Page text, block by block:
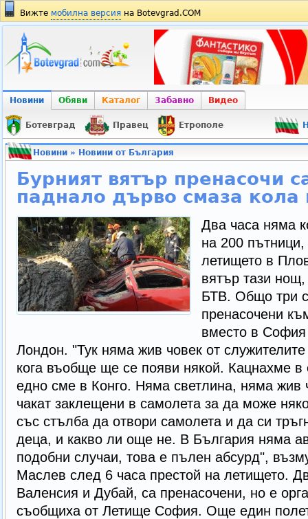
Вижте мобилна версия на Botevgrad.COM
Новини Обяви Каталог Забавно Видео
Ботевград Правец Етрополе
Новини» Новини от България
Бурният вятър пренасочи
паднало дърво смаза кола
Два часа няма
на 200
летището в
вятър тази
БТВ. Общо три
пренасочени
вместо в
Лондон. "Тук няма жив човек от
кога въобще ще се появи някой. Кацнахме
едно сме в Конго. Няма светлина, няма жив
чакат заклещени в самолета за да може
със стълба да отвори самолета и да си
деца, и какво ли още не. В България няма
подобни случаи, това е пълен абсурд",
Маслев след 6 часа престой на летището.
Валенсия и Дубай, са пренасочени, но е
съобщиха от Летище София. Още един